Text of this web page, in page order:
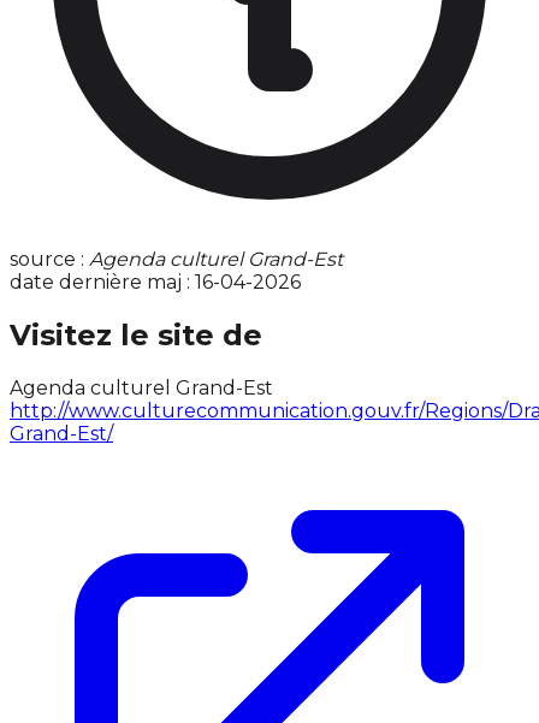
source : Agenda culturel Grand-Est
date dernière maj : 16-04-2026
Visitez le site de
Agenda culturel Grand-Est
http://www.culturecommunication.gouv.fr/Regions/
Grand-Est/